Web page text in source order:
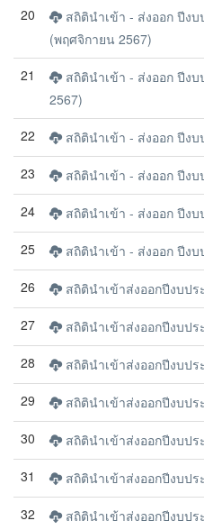
20
สถิตินำเข้า - ส่งออก ปีง
(พฤศจิกายน 2567)
21
สถิตินำเข้า - ส่งออก ปีง
2567)
22 สถิตินำเข้า - ส่งออก ปีง
23 สถิตินำเข้า - ส่งออก ปีง
24 สถิตินำเข้า - ส่งออก ปีง
25 สถิตินำเข้า - ส่งออก ปีง
26 สถิตินำเข้าส่งออกปีงบป
27 สถิตินำเข้าส่งออกปีงบป
28 สถิตินำเข้าส่งออกปีงบป
29 สถิตินำเข้าส่งออกปีงบป
30 สถิตินำเข้าส่งออกปีงบป
31 สถิตินำเข้าส่งออกปีงบป
32 สถิตินำเข้าส่งออกปีงบป